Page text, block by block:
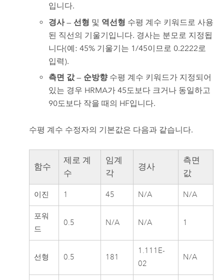
입니다.
경사— 선형 및 역선형 수평 계수 키워드로 사용
된 직선의 기울기입니다. 경사는 분모로 지정됩
니다(예: 45% 기울기는 1/45이므로 0.2222로
입력).
측면 값— 순방향수평 계수 키워드가 지정되어
있는 경우 HRMA가 45도보다 크거나 동일하고
90도보다 작을 때의 HF입니다.
수평 계수 수정자의 기본값은 다음과 같습니다.
함수
제로 계
수
임계
각
경사
측면
값
이진 1 45 N/A N/A
포워
드
0.5 N/A N/A 1
선형 0.5 181
1.111E-
02
N/A